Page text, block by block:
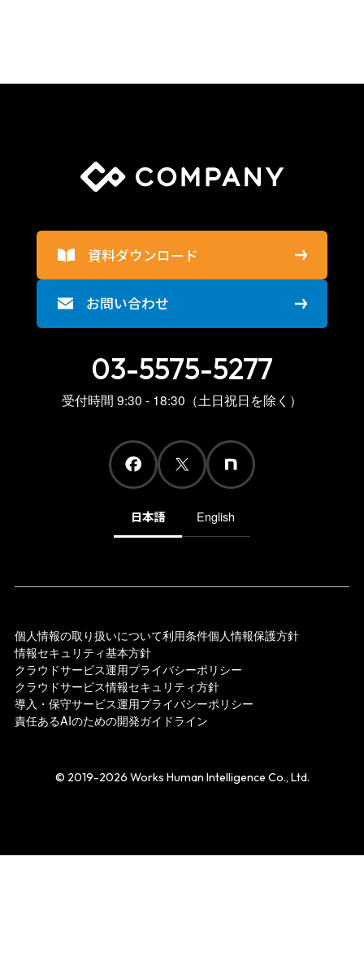
資料ダウンロード
お問い合わせ
03-5575-5277
受付時間 9:30 - 18:30（土日祝日を除く）
日本語 English
個人情報の取り扱いについて利用条件個人情報保護方針
情報セキュリティ基本方針
クラウドサービス運用プライバシーポリシー
クラウドサービス情報セキュリティ方針
導入・保守サービス運用プライバシーポリシー
責任あるAIのための開発ガイドライン
© 2019-2026 Works Human Intelligence Co., Ltd.